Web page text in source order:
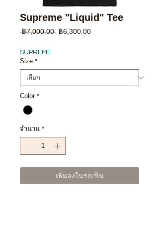
Supreme "Liquid" Tee
฿7,000.00 ราคา
฿6,300.00ราคา
SUPREME
Size *
Color *
จำนวน *
เพิ่มลงในรถเข็น